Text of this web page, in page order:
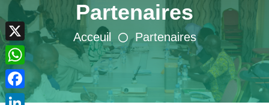
X
WhatsApp
Facebook
LinkedIn
Partenaires
Acceuil Partenaires